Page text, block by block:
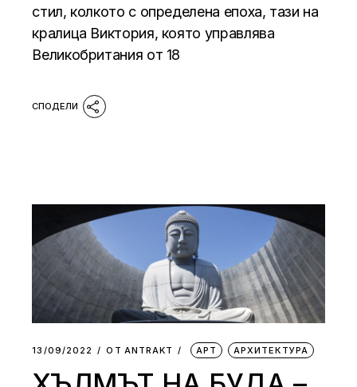
стил, колкото с определена епоха, тази на
кралица Виктория, която управлява
Великобритания от 18
13/09/2022 ОТ АNTRAKT АРТ АРХИТЕКТУРА